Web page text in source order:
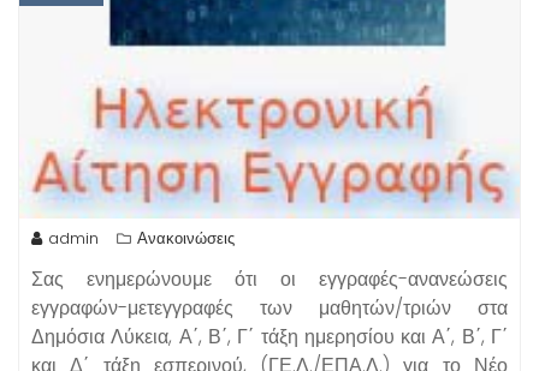
admin Ανακοινώσεις
Σας ενημερώνουμε ότι οι εγγραφές-ανανεώσεις
εγγραφών-μετεγγραφές των μαθητών/τριών στα
Δημόσια Λύκεια, Α΄, Β΄, Γ΄ τάξη ημερησίου και Α΄, Β΄, Γ΄
και Δ΄ τάξη εσπερινού, (ΓΕ.Λ./ΕΠΑ.Λ.) για το Νέο